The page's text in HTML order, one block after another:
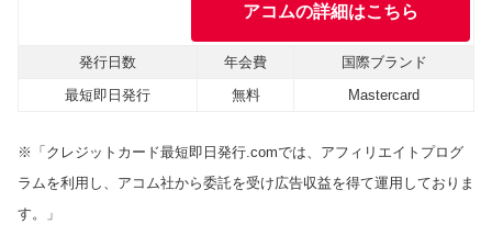
アコムの詳細はこちら
発行日数 年会費
国際ブランド
最短即日発行
無料 Mastercard
※「クレジットカード最短即日発行.comでは、アフィリエイトプログ
ラムを利用し、アコム社から委託を受け広告収益を得て運用しておりま
す。」